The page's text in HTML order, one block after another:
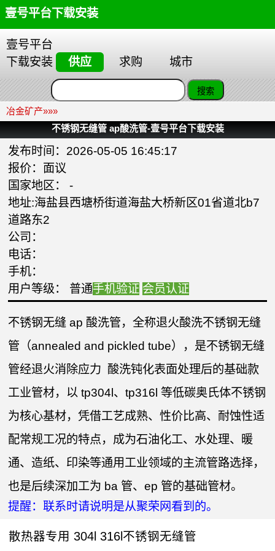
壹号平台下载安装
壹号平台
下载安装
供应 求购 城市
冶金矿产»»»
不锈钢无缝管 ap酸洗管-壹号平台下载安装
发布时间：2026-05-05 16:45:17
报价：面议
国家地区： -
地址:海盐县西塘桥街道海盐大桥新区01省道北b7
道路东2
公司：
电话：
手机：
用户等级： 普通手机验证 会员认证
不锈钢无缝 ap 酸洗管，全称退火酸洗不锈钢无缝
管（annealed and pickled tube），是不锈钢无缝
管经退火消除应力 酸洗钝化表面处理后的基础款
工业管材，以 tp304l、tp316l 等低碳奥氏体不锈钢
为核心基材，凭借工艺成熟、性价比高、耐蚀性适
配常规工况的特点，成为石油化工、水处理、暖
通、造纸、印染等通用工业领域的主流管路选择，
也是后续深加工为 ba 管、ep 管的基础管材。
提醒：联系时请说明是从聚荣网看到的。
散热器专用 304l 316l不锈钢无缝管